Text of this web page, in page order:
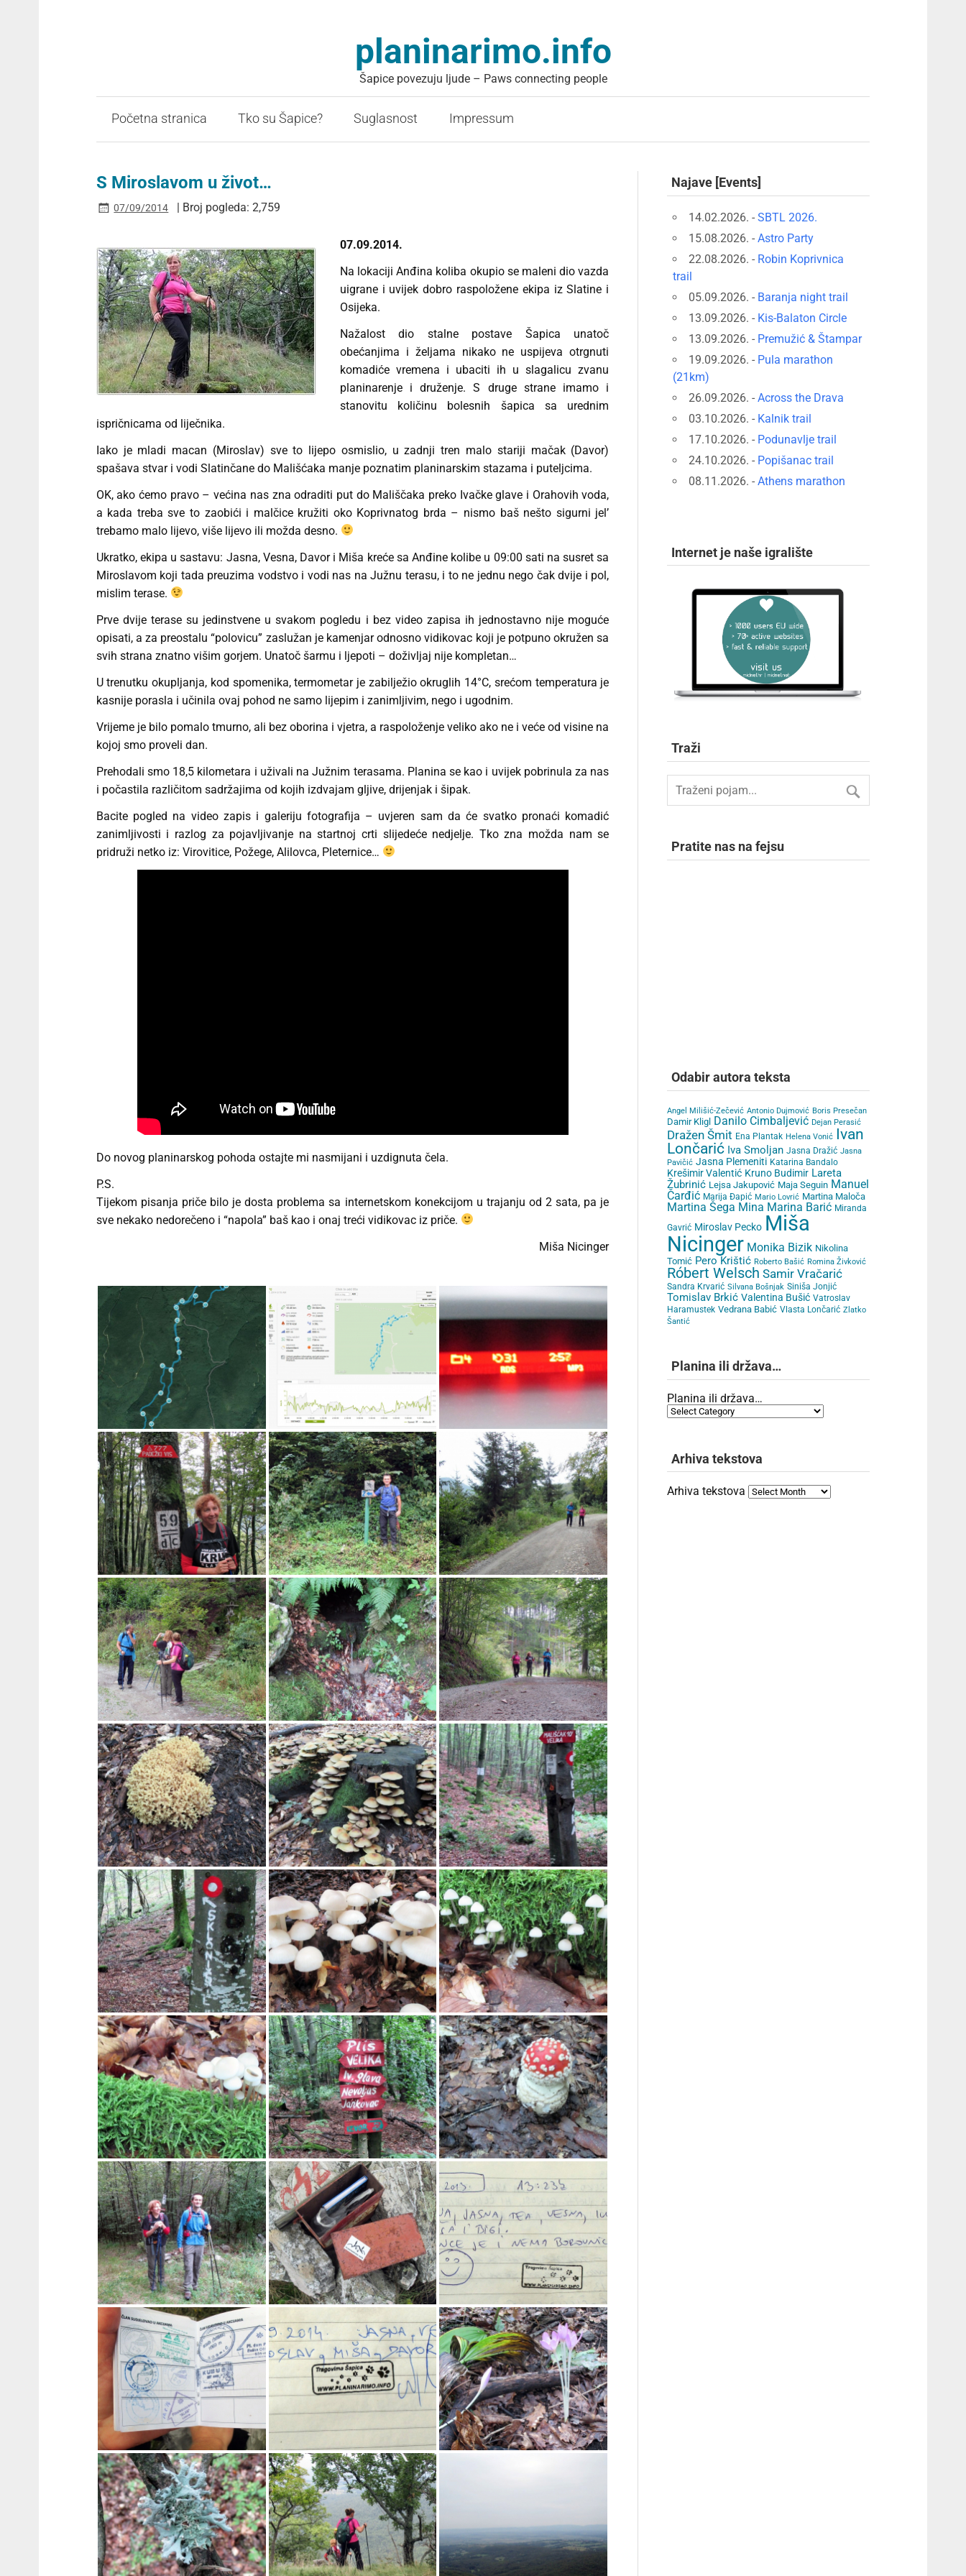
planinarimo.info
Šapice povezuju ljude – Paws connecting people
Početna stranica Tko su Šapice? Suglasnost Impressum
S Miroslavom u život…
07/09/2014 | Broj pogleda: 2,759
07.09.2014.
Na lokaciji Anđina koliba okupio se maleni dio vazda
uigrane i uvijek dobro raspoložene ekipa iz Slatine i
Osijeka.
Nažalost dio stalne postave Šapica unatoč
obećanjima i željama nikako ne uspijeva otrgnuti
komadiće vremena i ubaciti ih u slagalicu zvanu
planinarenje i druženje. S druge strane imamo i
stanovitu količinu bolesnih šapica sa urednim
ispričnicama od liječnika.
Iako je mladi macan (Miroslav) sve to lijepo osmislio, u zadnji tren malo stariji mačak (Davor)
spašava stvar i vodi Slatinčane do Mališćaka manje poznatim planinarskim stazama i puteljcima.
OK, ako ćemo pravo – većina nas zna odraditi put do Mališčaka preko Ivačke glave i Orahovih voda,
a kada treba sve to zaobići i malčice kružiti oko Koprivnatog brda – nismo baš nešto sigurni jel’
trebamo malo lijevo, više lijevo ili možda desno.
Ukratko, ekipa u sastavu: Jasna, Vesna, Davor i Miša kreće sa Anđine kolibe u 09:00 sati na susret sa
Miroslavom koji tada preuzima vodstvo i vodi nas na Južnu terasu, i to ne jednu nego čak dvije i pol,
mislim terase.
Prve dvije terase su jedinstvene u svakom pogledu i bez video zapisa ih jednostavno nije moguće
opisati, a za preostalu “polovicu” zaslužan je kamenjar odnosno vidikovac koji je potpuno okružen sa
svih strana znatno višim gorjem. Unatoč šarmu i ljepoti – doživljaj nije kompletan…
U trenutku okupljanja, kod spomenika, termometar je zabilježio okruglih 14°C, srećom temperatura je
kasnije porasla i učinila ovaj pohod ne samo lijepim i zanimljivim, nego i ugodnim.
Vrijeme je bilo pomalo tmurno, ali bez oborina i vjetra, a raspoloženje veliko ako ne i veće od visine na
kojoj smo proveli dan.
Prehodali smo 18,5 kilometara i uživali na Južnim terasama. Planina se kao i uvijek pobrinula za nas
i počastila različitom sadržajima od kojih izdvajam gljive, drijenjak i šipak.
Bacite pogled na video zapis i galeriju fotografija – uvjeren sam da će svatko pronaći komadić
zanimljivosti i razlog za pojavljivanje na startnoj crti slijedeće nedjelje. Tko zna možda nam se
pridruži netko iz: Virovitice, Požege, Alilovca, Pleternice…
Do novog planinarskog pohoda ostajte mi nasmijani i uzdignuta čela.
P.S.
Tijekom pisanja priče bilo je dosta problema sa internetskom konekcijom u trajanju od 2 sata, pa je
sve nekako nedorečeno i “napola” baš kao i onaj treći vidikovac iz priče.
Miša Nicinger
Najave [Events]
14.02.2026. -SBTL 2026.
15.08.2026. -Astro Party
22.08.2026. - Robin Koprivnica
trail
05.09.2026. - Baranja night trail
13.09.2026. - Kis-Balaton Circle
13.09.2026. - Premužić & Štampar
19.09.2026. - Pula marathon
(21km)
26.09.2026. -Across the Drava
03.10.2026. - Kalnik trail
17.10.2026. - Podunavlje trail
24.10.2026. - Popišanac trail
08.11.2026. -Athens marathon
Internet je naše igralište
Traži
Pratite nas na fejsu
Odabir autora teksta
Angel Milišić-Zečević Antonio Dujmović Boris Presečan
Damir Kligl Danilo Cimbaljević Dejan Perasić
Dražen Šmit Ena Plantak Helena Vonić Ivan
Lončarić Iva Smoljan Jasna Dražić Jasna
Pavičić Jasna Plemeniti Katarina Bandalo
Krešimir Valentić Kruno Budimir Lareta
Žubrinić Lejsa Jakupović Maja Seguin Manuel
Čarđić Marija Đapić Mario Lovrić Martina Maloča
Martina Šega Mina Marina Barić Miranda
Gavrić Miroslav Pecko Miša
Nicinger Monika Bizik Nikolina
Tomić Pero Krištić Roberto Bašić Romina Živković
Róbert Welsch Samir Vračarić
Sandra Krvarić Silvana Bošnjak Siniša Jonjić
Tomislav Brkić Valentina Bušić Vatroslav
Haramustek Vedrana Babić Vlasta Lončarić Zlatko
Šantić
Planina ili država…
Planina ili država…
Arhiva tekstova
Arhiva tekstova